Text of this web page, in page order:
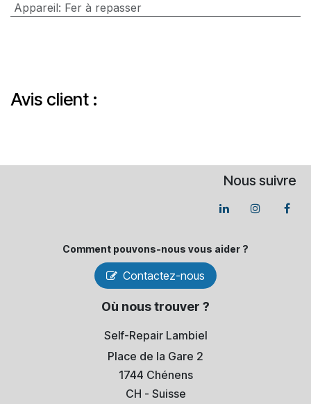
Appareil: Fer à repasser
Avis client :
Nous suivre
Comment pouvons-​nous vous aider ?
Contactez-nous
Où nous trouver ?
Self-Repair Lambiel
Place de la Gare 2
1744 Chénens
​CH - Suisse